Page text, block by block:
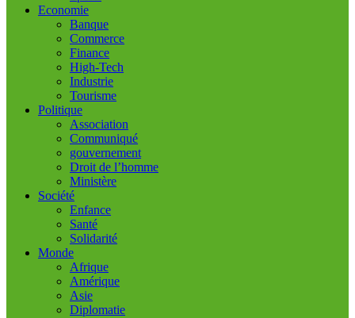
Economie
Banque
Commerce
Finance
High-Tech
Industrie
Tourisme
Politique
Association
Communiqué
gouvernement
Droit de l’homme
Ministère
Société
Enfance
Santé
Solidarité
Monde
Afrique
Amérique
Asie
Diplomatie